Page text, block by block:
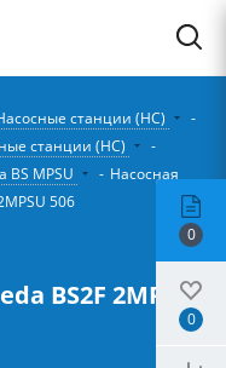
станции (НС)
-
станции (НС)
-
BS MPSU
- Насосная
506
BS2F 2MPSU
0
0